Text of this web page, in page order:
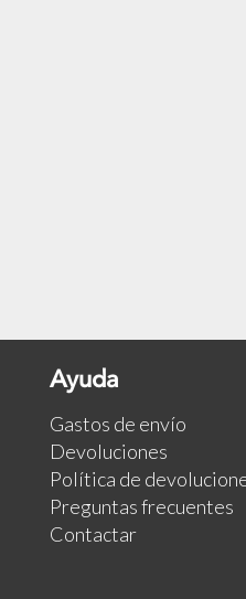
Ayuda
Gastos de envío
Devoluciones
Política de
Preguntas frecuentes
Contactar